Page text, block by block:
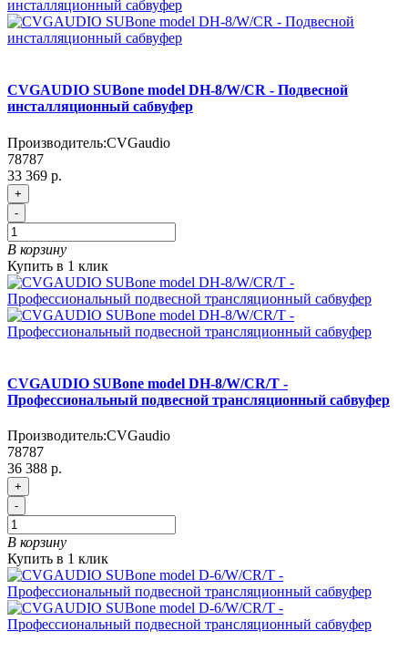
CVGAUDIO SUBone model DH-8/W/CR - Подвесной
инсталляционный сабвуфер
Производитель:CVGaudio
78787
33 369 р.
+
-
В корзину
Купить в 1 клик
CVGAUDIO SUBone model DH-8/W/CR/T -
Профессиональный подвесной трансляционный сабвуфер
Производитель:CVGaudio
78787
36 388 р.
+
-
В корзину
Купить в 1 клик